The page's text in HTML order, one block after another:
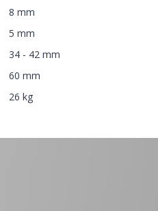
8 mm
5 mm
34 - 42 mm
60 mm
26 kg